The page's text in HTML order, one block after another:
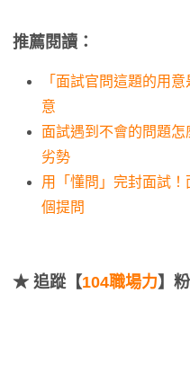
推薦閱讀：
「面試官問這題的用
意
面試遇到不會的問題
劣勢
用「懂問」完封面試
個提問
★ 追蹤【104職場力】